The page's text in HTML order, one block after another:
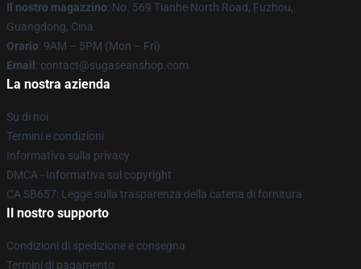
Il nostro magazzino: No. 569 Tianhe North Road, Fuzhou,
Guangdong, Cina
Orario: 9AM – 5PM (Mon – Fri)
Email : contact@sugaseanshop.com
La nostra azienda
Su di noi
Termini e condizioni
Informativa sulla privacy
DMCA - Informativa sul copyright
CA SB657: Legge sulla trasparenza della catena di fornitura
Il nostro supporto
Condizioni di spedizione e consegna
Termini di pagamento